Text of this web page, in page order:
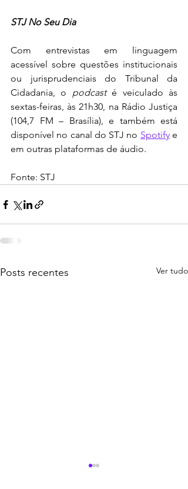
STJ No Seu Dia
Com entrevistas em linguagem
acessível sobre questões institucionais
ou jurisprudenciais do Tribunal da
Cidadania, o podcast é veiculado às
sextas-feiras, às 21h30, na Rádio Justiça
(104,7 FM – Brasília), e também está
disponível no canal do STJ no Spotify e
em outras plataformas de áudio.
Fonte: STJ
Posts recentes Ver tudo